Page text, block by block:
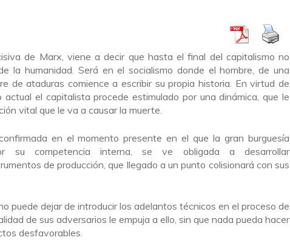
de Marx, viene a decir que hasta el final del capitalismo no
la humanidad. Será en el socialismo donde el hombre, de una
de ataduras comience a escribir su propia historia. En virtud de
el capitalista procede estimulado por una dinámica, que le
vital que le va a causar la muerte.
en el momento presente en el que la gran burguesía
su competencia interna, se ve obligada a desarrollar
de producción, que llegado a un punto colisionará con sus
puede dejar de introducir los adelantos técnicos en el proceso de
de sus adversarios le empuja a ello, sin que nada pueda hacer
desfavorables.